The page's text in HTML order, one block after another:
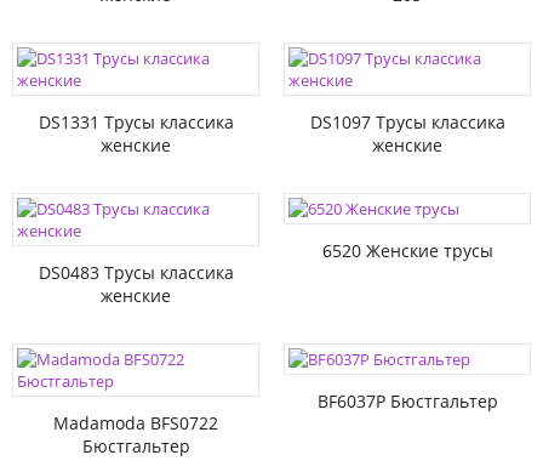
DS1331 Трусы классика
женские
DS1097 Трусы классика
женские
DS0483 Трусы классика
женские
6520 Женские трусы
Madamoda BFS0722
Бюстгальтер
BF6037P Бюстгальтер